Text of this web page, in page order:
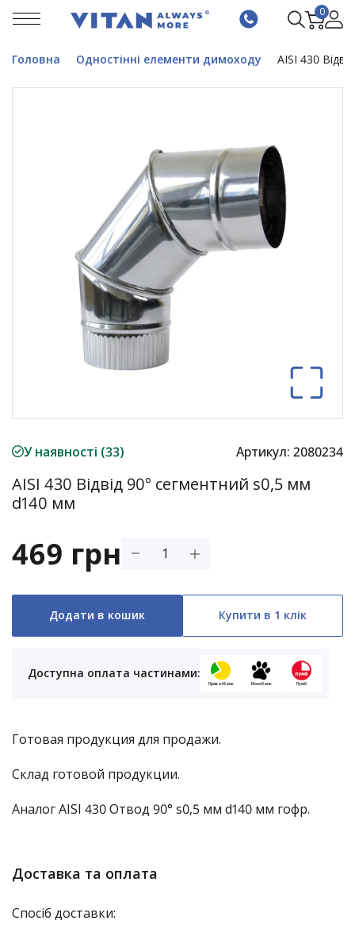
0
Головна Одностінні елементи димоходу AISI 430
У наявності (33) Артикул: 2080234
AISI 430 Відвід 90° сегментний s0,5 мм
d140 мм
469 грн
Додати в кошик Купити в 1 клік
Доступна оплата частинами:
ПриватБанк Монобанк Пумб
Готовая продукция для продажи.
Склад готовой продукции.
Аналог AISI 430 Отвод 90° s0,5 мм d140 мм гофр.
Доставка та оплата
Спосіб доставки: